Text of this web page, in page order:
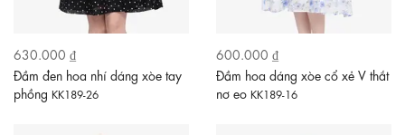
630.000 ₫
Đầm đen hoa nhí dáng xòe tay
phồng KK189-26
600.000 ₫
Đầm hoa dáng xòe cổ xẻ V thắt
nơ eo KK189-16